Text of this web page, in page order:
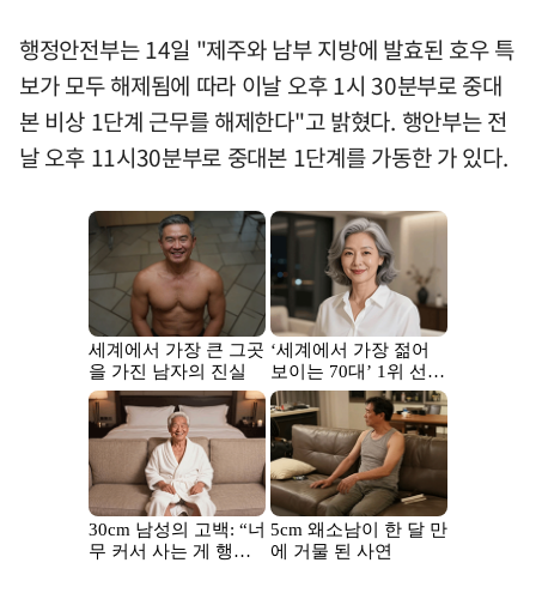
행정안전부는 14일 "제주와 남부 지방에 발효된 호우 특
보가 모두 해제됨에 따라 이날 오후 1시 30분부로 중대
본 비상 1단계 근무를 해제한다"고 밝혔다. 행안부는 전
날 오후 11시30분부로 중대본 1단계를 가동한 가 있다.